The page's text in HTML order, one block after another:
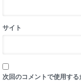
サイト
次回のコメントで使用す